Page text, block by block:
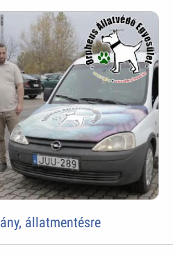
állatmentésre